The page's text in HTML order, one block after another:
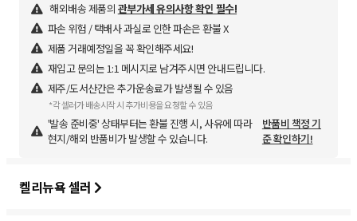
해외배송 제품의 관부가세 유의사항 확인 필수!
파손 위험 / 택배사 과실로 인한 파손은 환불 X
제품 거래예정일을 꼭 확인해주세요!
재입고 문의는 1:1 메시지로 남겨주시면 안내드립니다.
제주/도서산간은 추가운송료가 발생될 수 있음
*각 셀러가 배송시작 시 추가비용을 요청할 수 있음
'발송 준비중' 상태부터는 환불 진행 시, 사유에 따라
현지/해외 반품비가 발생할 수 있습니다.
반품비 책정 기
준 확인하기!
켈리뉴욕 셀러